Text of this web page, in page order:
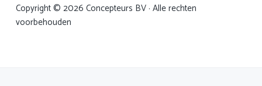
Copyright © 2026 Concepteurs BV · Alle rechten
voorbehouden